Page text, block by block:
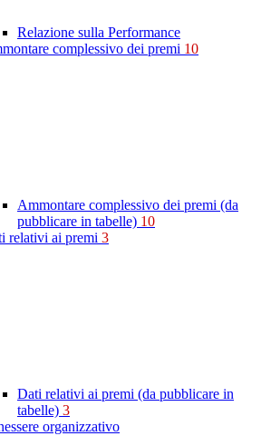
Relazione sulla Performance
complessivo dei premi 10
Ammontare complessivo dei premi (da
pubblicare in tabelle) 10
relativi ai premi 3
Dati relativi ai premi (da pubblicare in
tabelle) 3
organizzativo